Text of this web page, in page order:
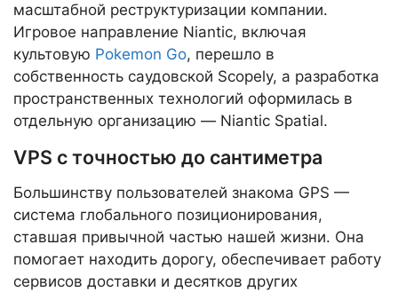
масштабной реструктуризации компании.
Игровое направление Niantic, включая
культовую Pokemon Go, перешло в
собственность саудовской Scopely, а разработка
пространственных технологий оформилась в
отдельную организацию — Niantic Spatial.
VPS с точностью до сантиметра
Большинству пользователей знакома GPS —
система глобального позиционирования,
ставшая привычной частью нашей жизни. Она
помогает находить дорогу, обеспечивает работу
сервисов доставки и десятков других